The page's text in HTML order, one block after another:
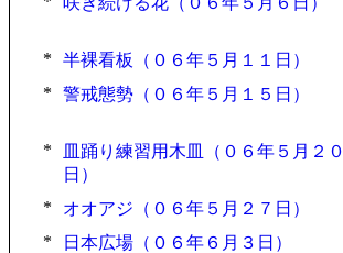
*
半裸看板（０６年５月１１日）
*
警戒態勢（０６年５月１５日）
*
皿踊り練習用木皿（０６年５月２０
日）
*
オオアジ（０６年５月２７日）
*
日本広場（０６年６月３日）